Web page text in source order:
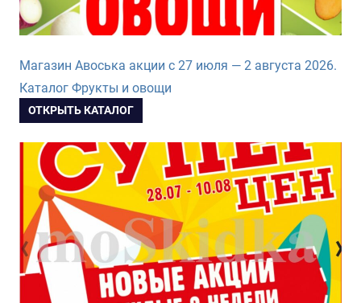
Магазин Авоська акции с 27 июля — 2 августа 2026.
Каталог Фрукты и овощи
ОТКРЫТЬ КАТАЛОГ